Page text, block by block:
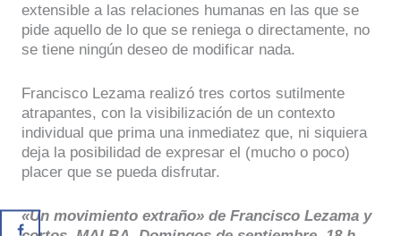
extensible a las relaciones humanas en las que se
pide aquello de lo que se reniega o directamente, no
se tiene ningún deseo de modificar nada.
Francisco Lezama realizó tres cortos sutilmente
atrapantes, con la visibilización de un contexto
individual que prima una inmediatez que, ni siquiera
deja la posibilidad de expresar el (mucho o poco)
placer que se pueda disfrutar.
«Un movimiento extraño» de Francisco Lezama y